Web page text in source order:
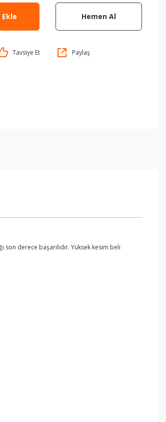
Hemen Al
Tavsiye Et Paylaş
derece başarılıdır. Yüksek kesim beli